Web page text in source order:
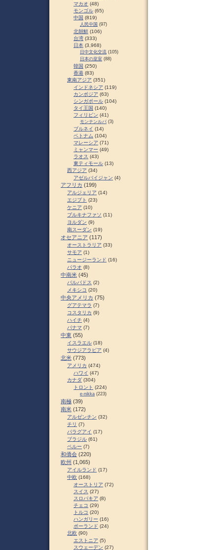
マカオ (48)
モンゴル (65)
中国 (819)
人民中国 (97)
北朝鮮 (106)
台湾 (333)
日本 (3,968)
日中文化交流 (105)
日本の皇室 (88)
韓国 (250)
香港 (83)
東南アジア (351)
インドネシア (119)
カンボジア (63)
シンガポール (104)
タイ王国 (140)
フィリピン (41)
モンテンルパ (3)
ブルネイ (14)
ベトナム (104)
マレーシア (71)
ミャンマー (49)
ラオス (43)
東ティモール (13)
西アジア (34)
アゼルバイジャン (4)
アフリカ (199)
アルジェリア (14)
エジプト (23)
ケニア (10)
ブルキナファソ (11)
ヨルダン (9)
南スーダン (19)
オセアニア (117)
オーストラリア (33)
サモア (1)
ニュージーランド (16)
パラオ (8)
中南米 (45)
バルバドス (2)
メキシコ (20)
中央アメリカ (75)
グアテマラ (7)
コスタリカ (9)
ハイチ (4)
パナマ (7)
中東 (55)
イスラエル (18)
サウジアラビア (4)
北米 (773)
アメリカ (474)
ハワイ (47)
カナダ (304)
トロント (224)
e-nikka (223)
南極 (39)
南米 (172)
アルゼンチン (32)
チリ (7)
パラグアイ (17)
ブラジル (61)
ペルー (7)
和僑会 (220)
欧州 (1,065)
アイルランド (17)
中欧 (168)
オーストリア (72)
スイス (27)
スロパキア (8)
チェコ (29)
トルコ (20)
ハンガリー (16)
ポーランド (24)
北欧 (90)
エストニア (5)
スウェーデン (27)